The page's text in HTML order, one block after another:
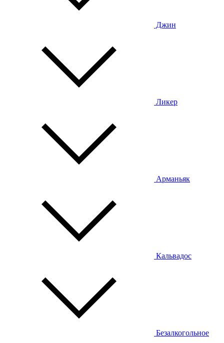
Джин
Ликер
Арманьяк
Кальвадос
Безалкогольное